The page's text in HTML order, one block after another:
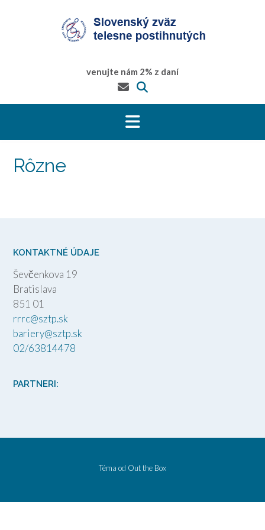
venujte nám 2% z daní
Rôzne
KONTAKTNÉ ÚDAJE
Ševčenkova 19
Bratislava
851 01
rrrc@sztp.sk
bariery@sztp.sk
02/63814478
PARTNERI:
Téma od Out the Box